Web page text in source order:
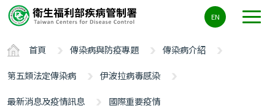
要
容
ALT+C
EN
首頁 傳染病與防疫專題
傳染病介紹
第五類法定傳染病
伊波拉病毒感染
最新消息及疫情訊息
國際重要疫情